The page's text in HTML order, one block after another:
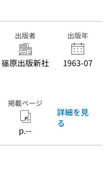
出版者
篠原出版新社
出版年
1963-07
掲載ページ
p.--
詳細を見
る